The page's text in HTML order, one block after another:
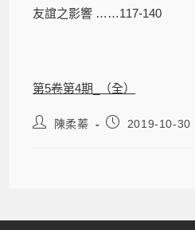
友誼之影響 ……117-140
第5卷第4期_（全）
陳柔蓁 2019-10-30